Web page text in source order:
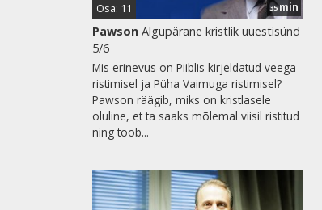
35min
Osa: 11
Pawson Algupärane kristlik uuestisünd
5/6
Mis erinevus on Piiblis kirjeldatud veega
ristimisel ja Püha Vaimuga ristimisel?
Pawson räägib, miks on kristlasele
oluline, et ta saaks mõlemal viisil ristitud
ning toob...